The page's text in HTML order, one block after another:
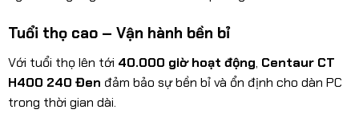
Tuổi thọ cao – Vận hành bền bỉ
Với tuổi thọ lên tới 40.000 giờ hoạt động, Centaur CT
H400 240 Đen đảm bảo sự bền bỉ và ổn định cho dàn PC
trong thời gian dài.